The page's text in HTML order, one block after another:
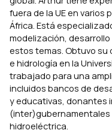
fuera de la UE en varios
África. Está
modelización,
estos temas. Obtuvo su
e hidrología en la
trabajado para una
incluidos bancos de
y educativas, donantes
(inter)gubernamentales
hidroeléctrica.